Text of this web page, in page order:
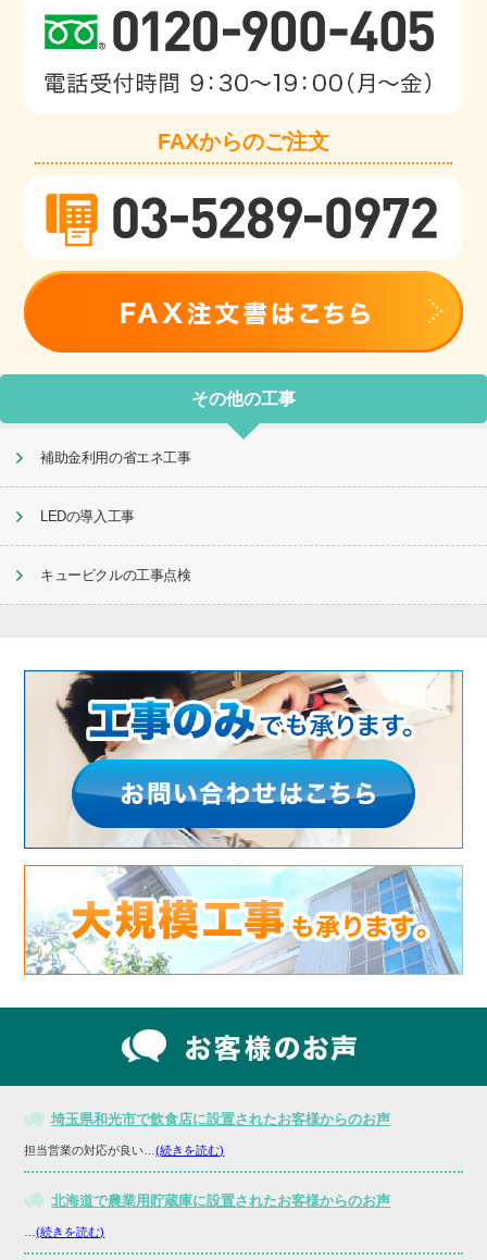
FAXからのご注文
その他の工事
補助金利用の省エネ工事
LEDの導入工事
キュービクルの工事点検
埼玉県和光市で飲食店に設置されたお客様からのお声
担当営業の対応が良い…(続きを読む)
北海道で農業用貯蔵庫に設置されたお客様からのお声
…(続きを読む)